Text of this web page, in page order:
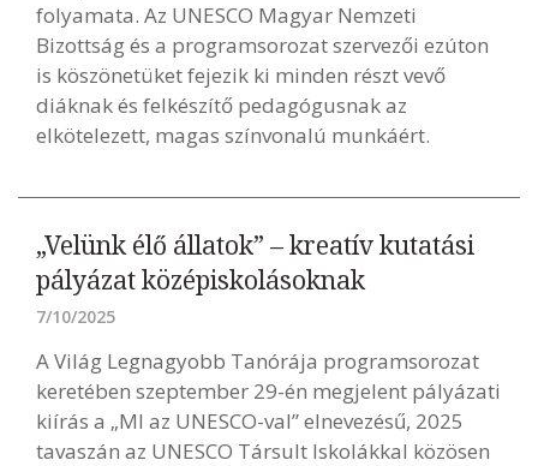
folyamata. Az UNESCO Magyar Nemzeti
Bizottság és a programsorozat szervezői ezúton
is köszönetüket fejezik ki minden részt vevő
diáknak és felkészítő pedagógusnak az
elkötelezett, magas színvonalú munkáért.
„Velünk élő állatok” – kreatív kutatási
pályázat középiskolásoknak
7/10/2025
A Világ Legnagyobb Tanórája programsorozat
keretében szeptember 29-én megjelent pályázati
kiírás a „MI az UNESCO-val” elnevezésű, 2025
tavaszán az UNESCO Társult Iskolákkal közösen